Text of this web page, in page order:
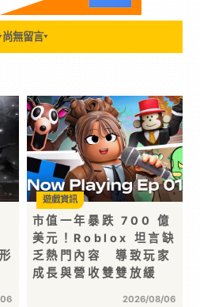
尚無留言▼
市值一年暴跌 700 億
美元！Roblox 坦言缺
乏熱門內容 導致玩家
成長與營收雙雙放緩
2026/08/06
遊戲資訊